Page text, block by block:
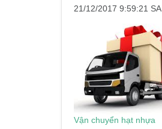
21/12/2017 9:59:21 SA
Vận chuyển hạt nhựa